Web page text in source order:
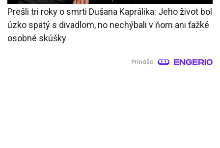
Prešli tri roky o smrti Dušana Kaprálika: Jeho život bol
úzko spätý s divadlom, no nechýbali v ňom ani ťažké
osobné skúšky